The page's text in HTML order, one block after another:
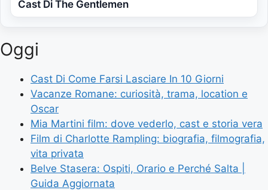
Cast Di The Gentlemen
Oggi
Cast Di Come Farsi Lasciare In 10 Giorni
Vacanze Romane: curiosità, trama, location e
Oscar
Mia Martini film: dove vederlo, cast e storia vera
Film di Charlotte Rampling: biografia, filmografia,
vita privata
Belve Stasera: Ospiti, Orario e Perché Salta |
Guida Aggiornata